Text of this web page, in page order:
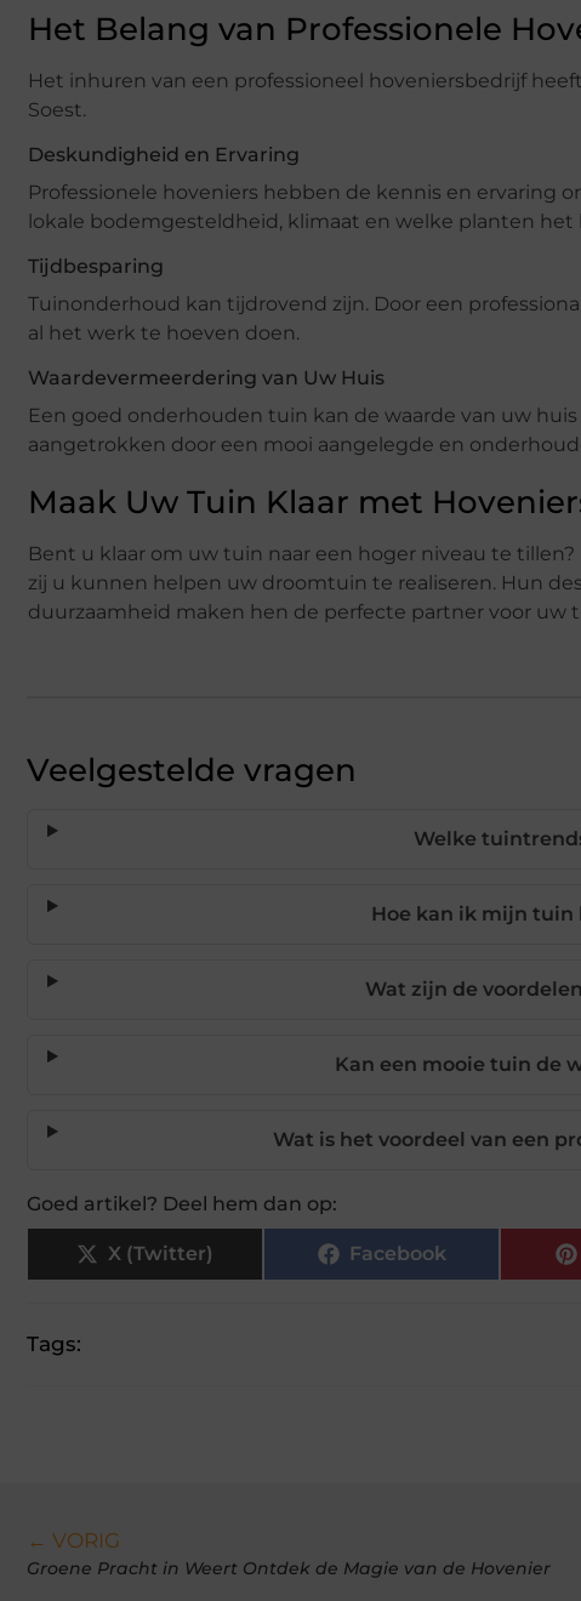
Het Belang van Professionele
Het inhuren van een professioneel hoveniersbedrijf
Soest.
Deskundigheid en Ervaring
Professionele hoveniers hebben de kennis en ervaring
lokale bodemgesteldheid, klimaat en welke planten
Tijdbesparing
Tuinonderhoud kan tijdrovend zijn. Door een
al het werk te hoeven doen.
Waardevermeerdering van Uw Huis
Een goed onderhouden tuin kan de waarde van uw
aangetrokken door een mooi aangelegde en
Maak Uw Tuin Klaar met
Bent u klaar om uw tuin naar een hoger niveau te
zij u kunnen helpen uw droomtuin te realiseren. Hun
duurzaamheid maken hen de perfecte partner voor uw
Veelgestelde vragen
Welke
Hoe kan ik mijn tuin
Wat zijn de
Kan een mooie tuin de
Wat is het voordeel van een
Goed artikel? Deel hem dan op:
X (Twitter) Facebook
Tags:
← VORIG
Groene Pracht in Weert Ontdek de Magie van de Hovenier